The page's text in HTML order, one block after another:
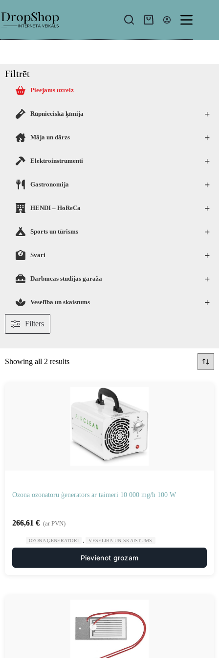
Filtrēt
Pieejams uzreiz
+
Rūpnieciskā ķīmija
+
Māja un dārzs
+
Elektroinstrumenti
+
Gastronomija
+
HENDI – HoReCa
+
Sports un tūrisms
+
Svari
+
Darbnīcas studijas garāža
+
Veselība un skaistums
Filters
Showing all 2 results
Ozona ozonatoru ģenerators ar taimeri 10 000 mg/h 100 W
266,61 € (ar PVN)
OZONA ĢENERATORI VESELĪBA UN SKAISTUMS
Pievienot grozam